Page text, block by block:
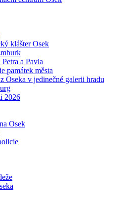
klášter Osek
a Pavla
památek města
Oseka v jedinečné galerii hradu
2026
Osek